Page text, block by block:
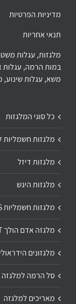
מדיניות הפרטיות
תנאי אחריות
מלגזות, עגלות
במות הרמה, עגלות
משא, עגלות שינוע,
כל סוגי המלגזות
מלגזות חשמליות
מלגזות דיזל
מלגזות היגש
מלגזות חשמליות DS
מלגזה אדם הולך ST
מלגזונים
סל הרמה למלגזה
מאריכים למלגזה